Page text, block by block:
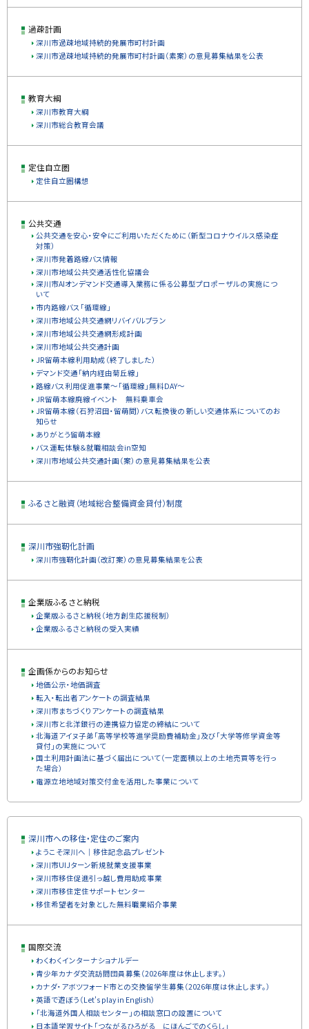
過疎計画
深川市過疎地域持続的発展市町村計画
深川市過疎地域持続的発展市町村計画（素案）の意見募集結果を公表
教育大綱
深川市教育大綱
深川市総合教育会議
定住自立圏
定住自立圏構想
公共交通
公共交通を安心・安全にご利用いただくために（新型コロナウイルス感染症
対策）
深川市発着路線バス情報
深川市地域公共交通活性化協議会
深川市AIオンデマンド交通導入業務に係る公募型プロポーザルの実施につ
いて
市内路線バス「循環線」
深川市地域公共交通網リバイバルプラン
深川市地域公共交通網形成計画
深川市地域公共交通計画
JR留萌本線利用助成（終了しました）
デマンド交通「納内経由菊丘線」
路線バス利用促進事業～「循環線」無料DAY～
JR留萌本線廃線イベント 無料乗車会
JR留萌本線（石狩沼田・留萌間）バス転換後の 新しい交通体系についてのお
知らせ
ありがとう留萌本線
バス運転体験＆就職相談会in空知
深川市地域公共交通計画（案）の意見募集結果を公表
ふるさと融資（地域総合整備資金貸付）制度
深川市強靭化計画
深川市強靭化計画（改訂案）の意見募集結果を公表
企業版ふるさと納税
企業版ふるさと納税（地方創生応援税制）
企業版ふるさと納税の受入実績
企画係からのお知らせ
地価公示・地価調査
転入・転出者アンケートの調査結果
深川市まちづくりアンケートの調査結果
深川市と北洋銀行の連携協力協定の締結について
北海道アイヌ子弟「高等学校等進学奨励費補助金」及び「大学等修学資金等
貸付」の実施について
国土利用計画法に基づく届出について（一定面積以上の土地売買等を行っ
た場合）
電源立地地域対策交付金を活用した事業について
深川市への移住・定住のご案内
ようこそ深川へ｜移住記念品プレゼント
深川市UIJターン新規就業支援事業
深川市移住促進引っ越し費用助成事業
深川市移住定住サポートセンター
移住希望者を対象とした無料職業紹介事業
国際交流
わくわくインターナショナルデー
青少年カナダ交流訪問団員募集（2026年度は休止します。）
カナダ・アボツフォード市との交換留学生募集（2026年度は休止します。）
英語で遊ぼう（Let's play in English）
「北海道外国人相談センター」の相談窓口の設置について
日本語学習サイト「つながるひろがる にほんごでのくらし」